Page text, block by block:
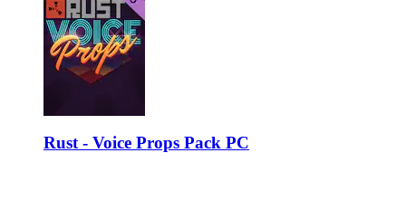
Rust - Voice Props Pack PC